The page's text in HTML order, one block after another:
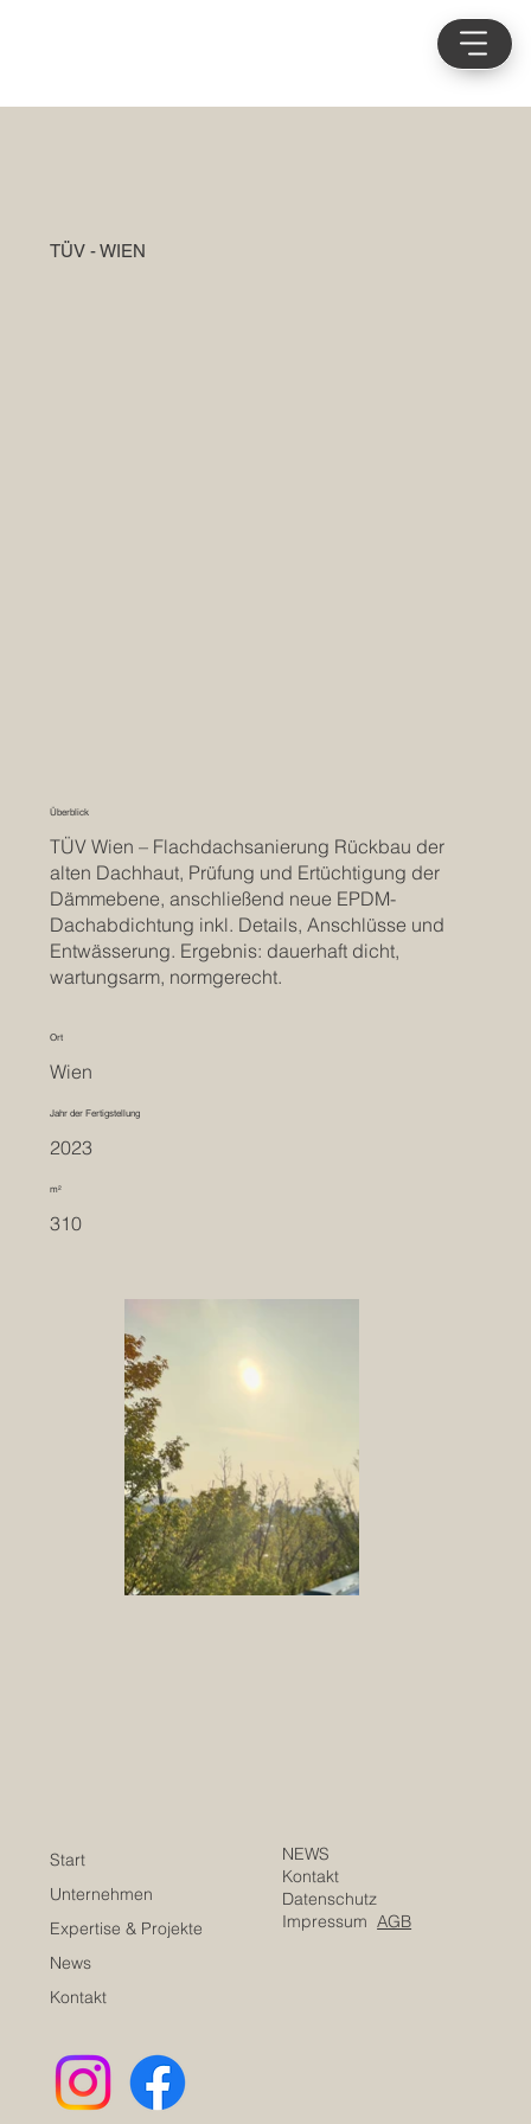
TÜV - WIEN
Überblick
TÜV Wien – Flachdachsanierung Rückbau der
alten Dachhaut, Prüfung und Ertüchtigung der
Dämmebene, anschließend neue EPDM-
Dachabdichtung inkl. Details, Anschlüsse und
Entwässerung. Ergebnis: dauerhaft dicht,
wartungsarm, normgerecht.
Ort
Wien
Jahr der Fertigstellung
2023
m²
310
Start
Unternehmen
Expertise & Projekte
News
Kontakt
NEWS
Kontakt
Datenschutz
ImpressumAGB